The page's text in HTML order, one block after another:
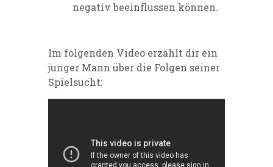
negativ beeinflussen können.
Im folgenden Video erzählt dir ein
junger Mann über die Folgen seiner
Spielsucht: